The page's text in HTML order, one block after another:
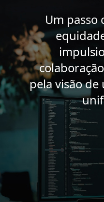
Um passo
pela visão de